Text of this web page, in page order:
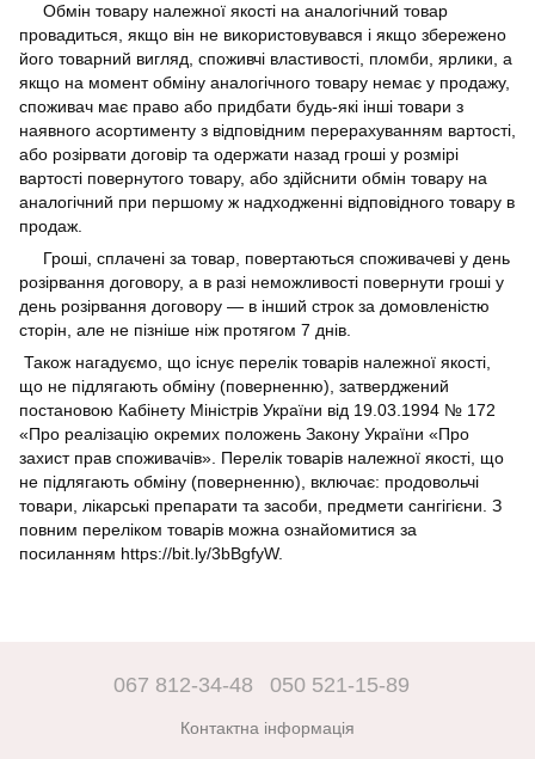
Обмін товару належної якості на аналогічний товар
провадиться, якщо він не використовувався і якщо збережено
його товарний вигляд, споживчі властивості, пломби, ярлики, а
якщо на момент обміну аналогічного товару немає у продажу,
споживач має право або придбати будь-які інші товари з
наявного асортименту з відповідним перерахуванням вартості,
або розірвати договір та одержати назад гроші у розмірі
вартості повернутого товару, або здійснити обмін товару на
аналогічний при першому ж надходженні відповідного товару в
продаж.
Гроші, сплачені за товар, повертаються споживачеві у день
розірвання договору, а в разі неможливості повернути гроші у
день розірвання договору — в інший строк за домовленістю
сторін, але не пізніше ніж протягом 7 днів.
Також нагадуємо, що існує перелік товарів належної якості,
що не підлягають обміну (поверненню), затверджений
постановою Кабінету Міністрів України від 19.03.1994 № 172
«Про реалізацію окремих положень Закону України «Про
захист прав споживачів». Перелік товарів належної якості, що
не підлягають обміну (поверненню), включає: продовольчі
товари, лікарські препарати та засоби, предмети сангігієни. З
повним переліком товарів можна ознайомитися за
посиланням https://bit.ly/3bBgfyW.
067 812-34-48 050 521-15-89
Контактна інформація